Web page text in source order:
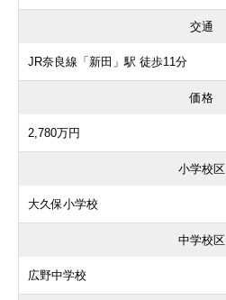
交通
JR奈良線「新田」駅 徒歩11分
価格
2,780万円
小学校区
大久保小学校
中学校区
広野中学校